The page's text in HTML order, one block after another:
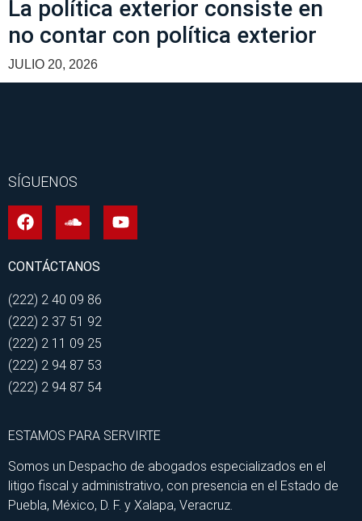
La política exterior consiste en
no contar con política exterior
JULIO 20, 2026
SÍGUENOS
CONTÁCTANOS
(222) 2 40 09 86
(222) 2 37 51 92
(222) 2 11 09 25
(222) 2 94 87 53
(222) 2 94 87 54
ESTAMOS PARA SERVIRTE
Somos un Despacho de abogados especializados en el
litigo fiscal y administrativo, con presencia en el Estado de
Puebla, México, D. F. y Xalapa, Veracruz.